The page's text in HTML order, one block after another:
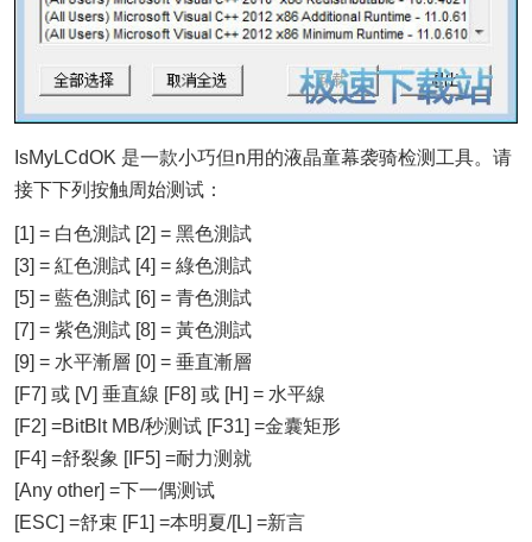
IsMyLCdOK 是一款小巧但n用的液晶童幕袭骑检测工具。请
接下下列按触周始测试：
[1] = 白色測試 [2] = 黑色測試
[3] = 紅色測試 [4] = 綠色測試
[5] = 藍色測試 [6] = 青色測試
[7] = 紫色測試 [8] = 黃色測試
[9] = 水平漸層 [0] = 垂直漸層
[F7] 或 [V] 垂直線 [F8] 或 [H] = 水平線
[F2] =BitBlt MB/秒测试 [F31] =金囊矩形
[F4] =舒裂象 [IF5] =耐力测就
[Any other] =下一偶测试
[ESC] =舒束 [F1] =本明夏/[L] =新言